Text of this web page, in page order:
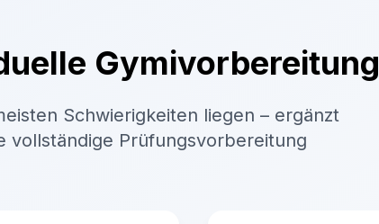
Gymivorbereitung
Schwierigkeiten liegen – ergänzt
Prüfungsvorbereitung